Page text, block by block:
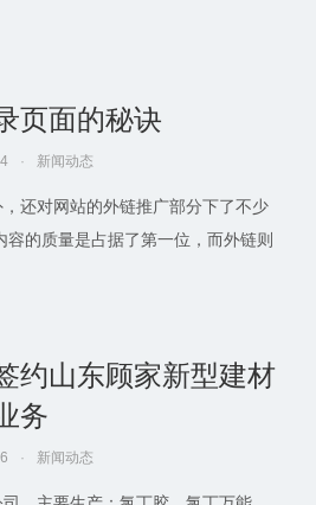
多的人了解公司的发展和前景。 一
页面的秘诀
· 新闻动态
还对网站的外链推广部分下了不少
容的质量是占据了第一位，而外链则
是第二位，但是我从来不滥发外链!
还是有效果的!不过有时候论坛发外
质量!一般回复站长交流的帖子比较
约山东顾家新型建材
务
· 新闻动态